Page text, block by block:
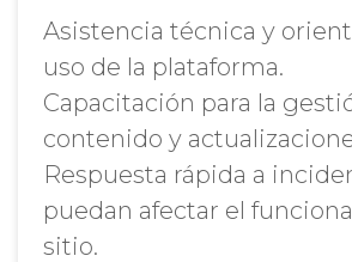
Asistencia técnica y
uso de la plataforma.
Capacitación para la
contenido y
Respuesta rápida a
puedan afectar el
sitio.